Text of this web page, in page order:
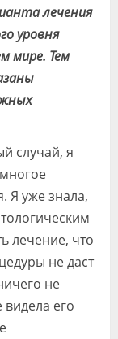
лечения
уровня
мире. Тем
случай, я
Я уже знала,
лечение, что
не даст
не
его